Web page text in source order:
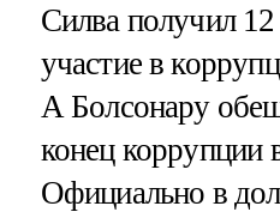
Силва получил
участие в
А Болсонару
конец коррупции
Официально в